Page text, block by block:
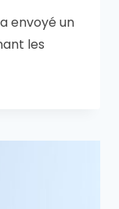
envoyé un
les